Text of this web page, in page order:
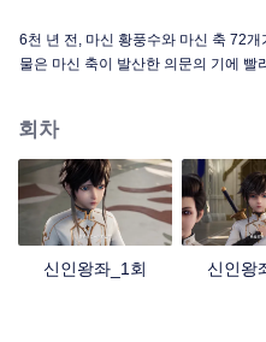
6천 년 전, 마신 황풍수와 마신 축 72
물은 마신 축이 발산한 의문의 기에
하는데... 용호진은 어머니를 살리기 위
터 갖은 모험과 기이한 경험, 궤계, 그
삶에 찾아온다...
회차
신인왕좌_1회 신인왕